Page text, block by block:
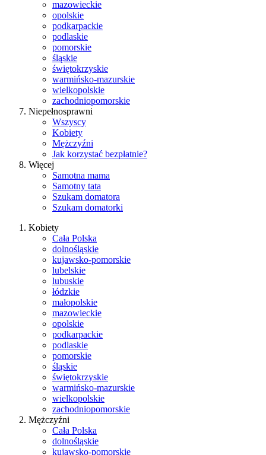
mazowieckie
opolskie
podkarpackie
podlaskie
pomorskie
śląskie
świętokrzyskie
warmińsko-mazurskie
wielkopolskie
zachodniopomorskie
Niepełnosprawni
Wszyscy
Kobiety
Mężczyźni
Jak korzystać bezpłatnie?
Więcej
Samotna mama
Samotny tata
Szukam domatora
Szukam domatorki
Kobiety
Cała Polska
dolnośląskie
kujawsko-pomorskie
lubelskie
lubuskie
łódzkie
małopolskie
mazowieckie
opolskie
podkarpackie
podlaskie
pomorskie
śląskie
świętokrzyskie
warmińsko-mazurskie
wielkopolskie
zachodniopomorskie
Mężczyźni
Cała Polska
dolnośląskie
kujawsko-pomorskie